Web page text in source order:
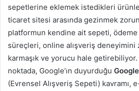
sepetlerine eklemek istedikleri
ticaret sitesi arasında gezinmek
platformun kendine ait sepeti,
süreçleri, online alışveriş deneyimini
karmaşık ve yorucu hale
noktada, Google’ın duyurduğu
(Evrensel Alışveriş Sepeti) kavramı,